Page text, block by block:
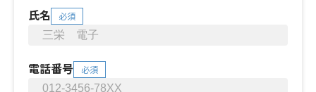
氏名 必須
電話番号 必須